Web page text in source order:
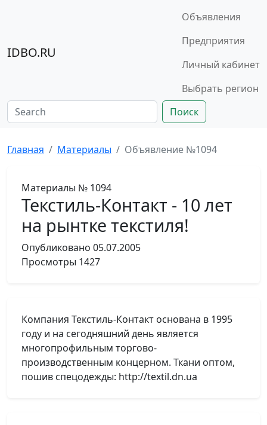
IDBO.RU
Объявления
Предприятия
Личный кабинет
Выбрать регион
Поиск
Главная Материалы Объявление №1094
Материалы № 1094
Текстиль-Контакт - 10 лет
на рынтке текстиля!
Опубликовано 05.07.2005
Просмотры 1427
Компания Текстиль-Контакт основана в 1995
году и на сегодняшний день является
многопрофильным торгово-
производственным концерном. Ткани оптом,
пошив спецодежды: http://textil.dn.ua